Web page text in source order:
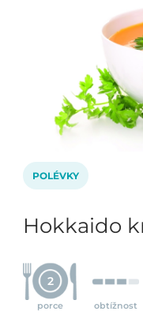
POLÉVKY
Hokkaido
2
porce obtížnost